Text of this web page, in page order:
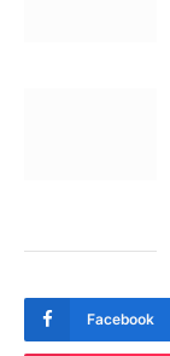
Facebook